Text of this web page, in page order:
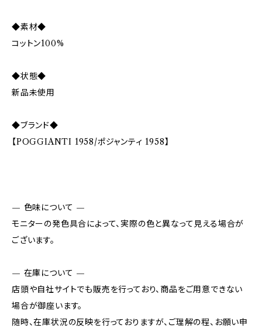
◆素材◆
コットン100%
◆状態◆
新品未使用
◆ブランド◆
【POGGIANTI 1958/ポジャンティ 1958】
— 色味について —
モニターの発色具合によって、実際の色と異なって見える場合が
ございます。
— 在庫について —
店頭や自社サイトでも販売を行っており、商品をご用意できない
場合が御座います。
随時、在庫状況の反映を行っておりますが、ご理解の程、お願い申